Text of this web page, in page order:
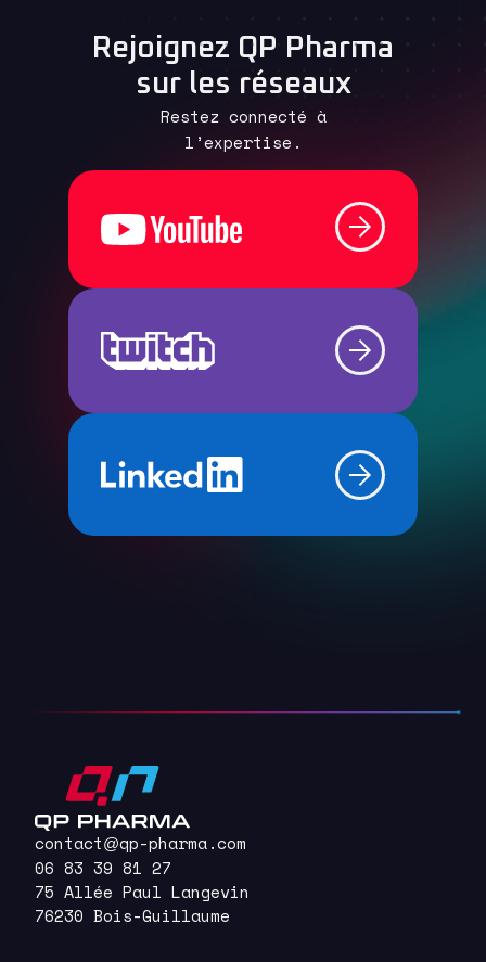
Rejoignez QP Pharma
sur les réseaux
Restez connecté à
l’expertise.
contact@qp-pharma.com
06 83 39 81 27
75 Allée Paul Langevin
76230 Bois-Guillaume